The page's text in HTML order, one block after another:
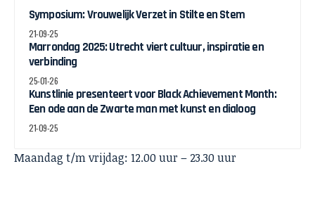
Symposium: Vrouwelijk Verzet in Stilte en Stem
21-09-25
Marrondag 2025: Utrecht viert cultuur, inspiratie en
verbinding
25-01-26
Kunstlinie presenteert voor Black Achievement Month:
Een ode aan de Zwarte man met kunst en dialoog
21-09-25
Maandag t/m vrijdag: 12.00 uur – 23.30 uur